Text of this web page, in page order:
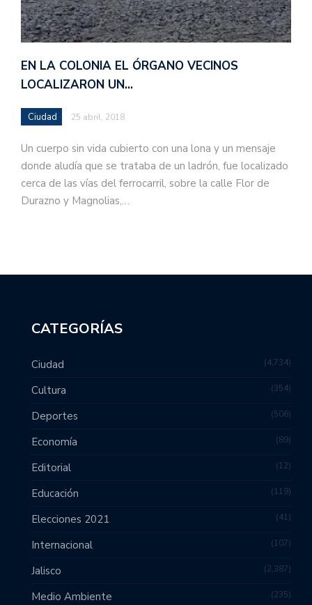
EN LA COLONIA EL ÓRGANO VECINOS
LOCALIZARON UN…
Ciudad 25 abril, 2018
Un cuerpo sin vida cubierto con una lona y un mensaje
donde aludía que se trataba de un ladrón, fue localizado
cerca de las vías del ferrocarril, sobre la calle Flor de
Durazno y Magnolias,…
CATEGORÍAS
Ciudad 4,734
Cultura 354
Deportes 506
Economía 89
Editorial 12
Educación 119
Elecciones 2021 41
Internacional 107
Jalisco 2,387
Medio Ambiente 235